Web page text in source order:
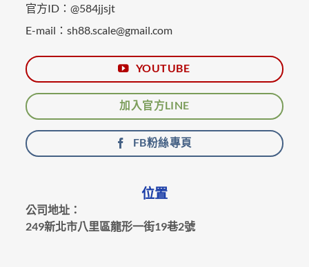
官方ID：@584jjsjt
E-mail：sh88.scale@gmail.com
YOUTUBE
加入官方LINE
FB粉絲專頁
位置
公司地址：
249新北市八里區龍形一街19巷2號